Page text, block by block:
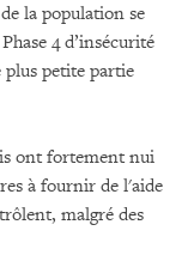
la population se
4 d’insécurité
plus petite partie
ont fortement nui
à fournir de l'aide
malgré des